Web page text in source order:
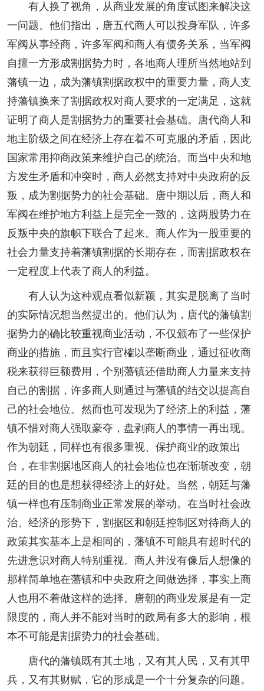
有人换了视角，从商业发展的角度试图来解决这
一问题。他们指出，唐五代商人可以投身军队，许多
军阀从事经商，许多军阀和商人有债务关系，当军阀
自擅一方形成割据势力时，各地商人理所当然地站到
藩镇一边，成为藩镇割据政权中的重要力量，商人支
持藩镇换来了割据政权对商人要求的一定满足，这就
证明了商人是割据势力的重要社会基础。唐代商人和
地主阶级之间在经济上存在着不可克服的矛盾，因此
国家常用抑商政策来维护自己的统治。而当中央和地
方发生矛盾和冲突时，商人必然支持对中央政府的反
叛，成为割据势力的社会基础。唐中期以后，商人和
军阀在维护地方利益上是完全一致的，这两股势力在
反叛中央的旗帜下联合了起来。商人作为一股重要的
社会力量支持着藩镇割据的长期存在，而割据政权在
一定程度上代表了商人的利益。
有人认为这种观点看似新颖，其实是脱离了当时
的实际情况想当然提出的。他们认为，唐代的藩镇割
据势力的确比较重视商业活动，不仅颁布了一些保护
商业的措施，而且实行官榷以垄断商业，通过征收商
税来获得巨额费用，个别藩镇还借助商人力量来支持
自己的割据，许多商人则通过与藩镇的结交以提高自
己的社会地位。然而也可发现为了经济上的利益，藩
镇不惜对商人强取豪夺，盘剥商人的事情一再出现。
作为朝廷，同样也有很多重视、保护商业的政策出
台，在非割据地区商人的社会地位也在渐渐改变，朝
廷的目的也是想获得经济上的好处。当然，朝廷与藩
镇一样也有压制商业正常发展的举动。在当时社会政
治、经济的形势下，割据区和朝廷控制区对待商人的
政策其实基本上是相同的，藩镇不可能具有超时代的
先进意识对商人特别重视。商人并没有像后人想像的
那样简单地在藩镇和中央政府之间做选择，事实上商
人也用不着做这样的选择。唐朝的商业发展是有一定
限度的，商人并不能对当时的政局有多大的影响，根
本不可能是割据势力的社会基础。
唐代的藩镇既有其土地，又有其人民，又有其甲
兵，又有其财赋，它的形成是一个十分复杂的问题。